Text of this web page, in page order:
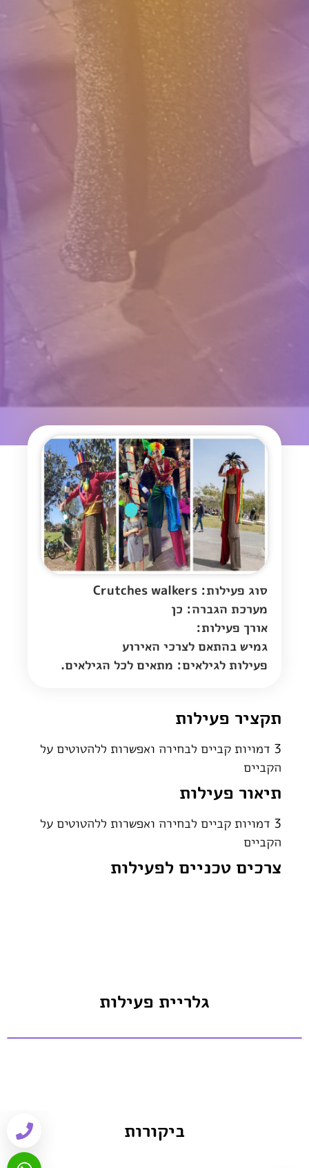
סוג פעילות: Crutches walkers
מערכת הגברה: כן
אורך פעילות:
גמיש בהתאם לצרכי האירוע
פעילות לגילאים: מתאים לכל הגילאים.
תקציר פעילות
3 דמויות קביים לבחירה ואפשרות ללהטוטים על
הקביים
תיאור פעילות
3 דמויות קביים לבחירה ואפשרות ללהטוטים על
הקביים
צרכים טכניים לפעילות
גלריית פעילות
ביקורות